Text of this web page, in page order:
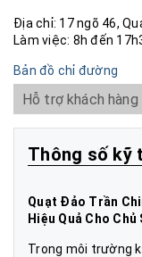
Địa chỉ: 17 ngõ 46,
Làm việc: 8h đến
Bản đồ chỉ đường
Hỗ trợ khách hàng
Thông số kỹ
Quạt Đảo Trần
Hiệu Quả Cho
Trong môi trường